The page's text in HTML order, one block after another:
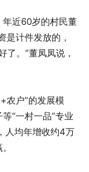
年近60岁的村民董
是计件发放的，
。”董凤凤说，
农户”的发展模
“一村一品”专业
人均年增收约4万